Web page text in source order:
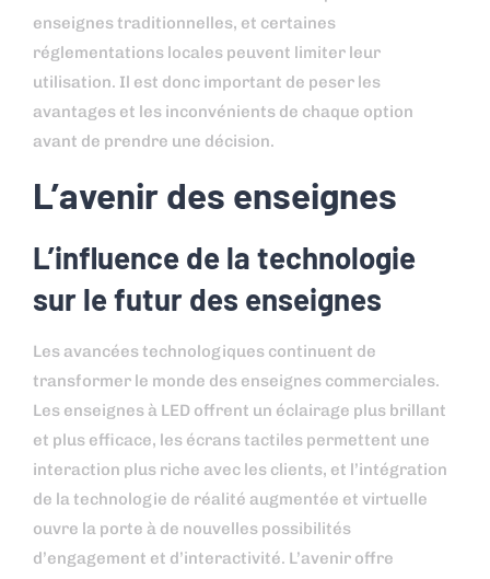
enseignes traditionnelles, et certaines
réglementations locales peuvent limiter leur
utilisation. Il est donc important de peser les
avantages et les inconvénients de chaque option
avant de prendre une décision.
L’avenir des enseignes
L’influence de la technologie
sur le futur des enseignes
Les avancées technologiques continuent de
transformer le monde des enseignes commerciales.
Les enseignes à LED offrent un éclairage plus brillant
et plus efficace, les écrans tactiles permettent une
interaction plus riche avec les clients, et l’intégration
de la technologie de réalité augmentée et virtuelle
ouvre la porte à de nouvelles possibilités
d’engagement et d’interactivité. L’avenir offre